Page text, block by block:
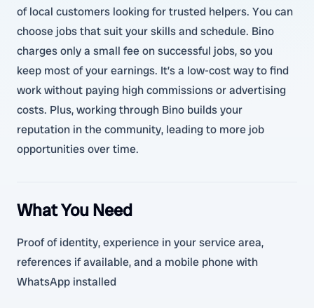
of local customers looking for trusted helpers. You can
choose jobs that suit your skills and schedule. Bino
charges only a small fee on successful jobs, so you
keep most of your earnings. It’s a low-cost way to find
work without paying high commissions or advertising
costs. Plus, working through Bino builds your
reputation in the community, leading to more job
opportunities over time.
What You Need
Proof of identity, experience in your service area,
references if available, and a mobile phone with
WhatsApp installed